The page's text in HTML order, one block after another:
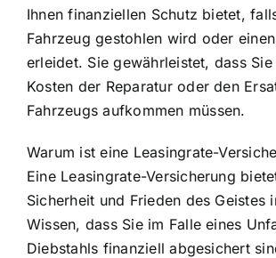
Ihnen finanziellen Schutz bietet,
Fahrzeug gestohlen wird oder
erleidet. Sie gewährleistet, dass
Kosten der Reparatur oder den
Fahrzeugs aufkommen müssen.
Warum ist eine Leasingrate-
Eine Leasingrate-Versicherung
Sicherheit und Frieden des Geistes
Wissen, dass Sie im Falle eines
Diebstahls finanziell abgesichert